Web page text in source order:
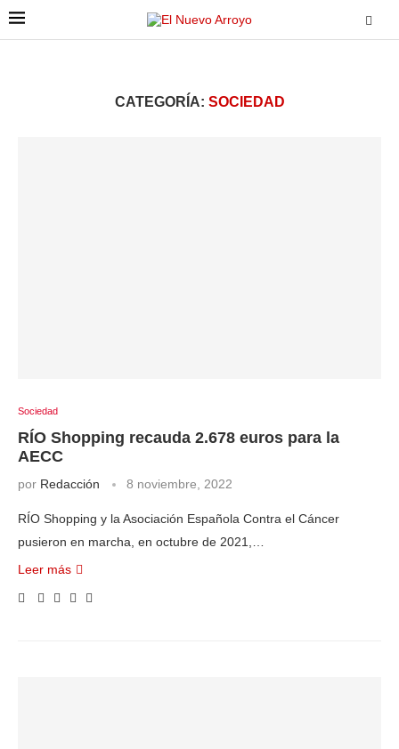
CATEGORÍA: SOCIEDAD
Sociedad
RÍO Shopping recauda 2.678 euros para la
AECC
por Redacción 8 noviembre, 2022
RÍO Shopping y la Asociación Española Contra el Cáncer
pusieron en marcha, en octubre de 2021,…
Leer más